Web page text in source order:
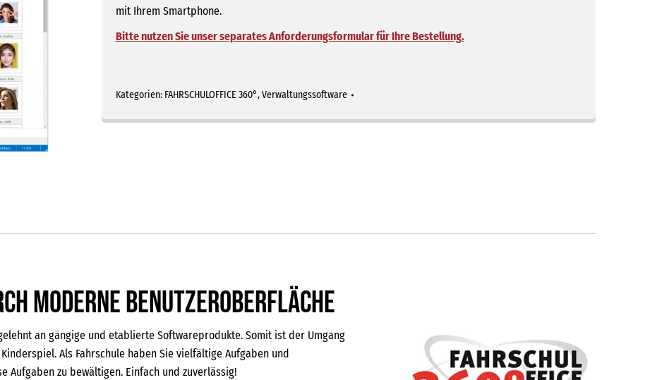
mit Ihrem Smartphone.
Bitte nutzen Sie unser separates Anforderungsformular für Ihre Bestellung.
Kategorien: FAHRSCHULOFFICE 360°,Verwaltungssoftware
moderne Benutzeroberfläche
an gängige und etablierte Softwareprodukte. Somit ist der Umgang
Als Fahrschule haben Sie vielfältige Aufgaben und
Aufgaben zu bewältigen. Einfach und zuverlässig!